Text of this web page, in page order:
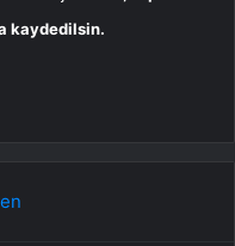
kaydedilsin.